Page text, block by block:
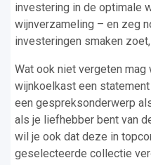
investering in de optimale
wijnverzameling – en zeg
investeringen smaken
Wat ook niet vergeten mag
wijnkoelkast een
een gespreksonderwerp
als je liefhebber bent van
wil je ook dat deze in
geselecteerde collectie